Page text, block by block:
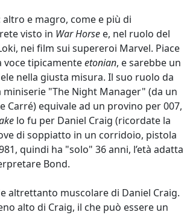
altro e magro, come e più di
visto in War Horse e, nel ruolo del
nei film sui supereroi Marvel. Piace
voce tipicamenteetonian, e sarebbe un
nella giusta misura. Il suo ruolo da
"The Night Manager" (da un
Carré) equivale ad un provino per 007,
lo fu per Daniel Craig (ricordate la
di soppiatto in un corridoio, pistola
quindi ha "solo" 36 anni, l’età adatta
Bond.
altrettanto muscolare di Daniel Craig.
alto di Craig, il che può essere un